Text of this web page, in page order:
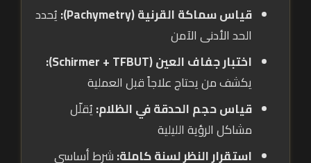
قياس سماكة القرنية (Pachymetry):
يُحدد
الحد الأدنى الآمن
اختبار جفاف العين (Schirmer + TFBUT):
يكشف من يحتاج علاجاً قبل العملية
قياس حجم الحدقة في الظلام:يُقلّل
مشاكل الرؤية الليلية
استقرار النظر لسنة كاملة:شرط أساسي